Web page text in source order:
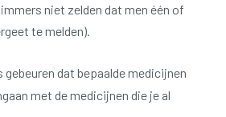
niet zelden dat men één of
te melden).
dat bepaalde medicijnen
met de medicijnen die je al